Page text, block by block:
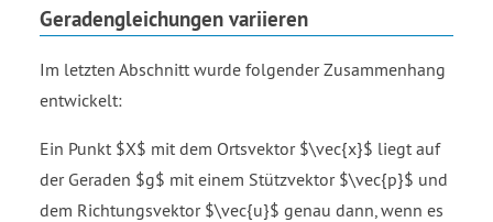
Geradengleichungen variieren
Im letzten Abschnitt wurde folgender Zusammenhang
entwickelt:
Ein Punkt $X$ mit dem Ortsvektor $\vec{x}$ liegt auf
der Geraden $g$ mit einem Stützvektor $\vec{p}$ und
dem Richtungsvektor $\vec{u}$ genau dann, wenn es